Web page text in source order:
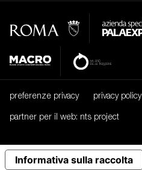
preferenze privacy privacy policy
partner per il web: nts project
Informativa sulla raccolta